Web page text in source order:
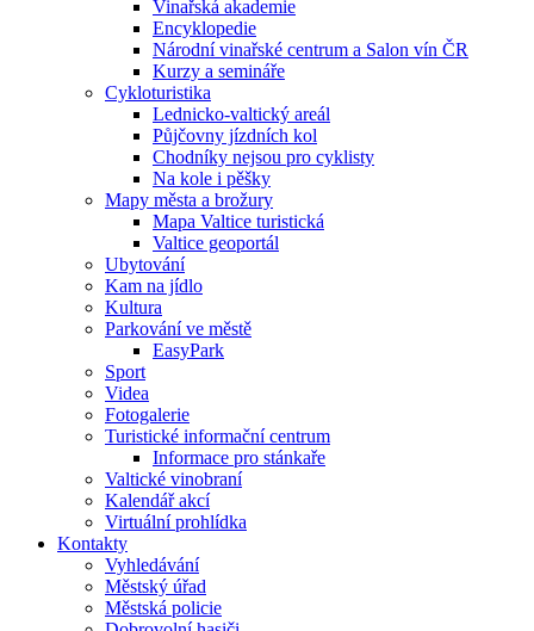
Vinařská akademie
Encyklopedie
Národní vinařské centrum a Salon vín ČR
Kurzy a semináře
Cykloturistika
Lednicko-valtický areál
Půjčovny jízdních kol
Chodníky nejsou pro cyklisty
Na kole i pěšky
Mapy města a brožury
Mapa Valtice turistická
Valtice geoportál
Ubytování
Kam na jídlo
Kultura
Parkování ve městě
EasyPark
Sport
Videa
Fotogalerie
Turistické informační centrum
Informace pro stánkaře
Valtické vinobraní
Kalendář akcí
Virtuální prohlídka
Kontakty
Vyhledávání
Městský úřad
Městská policie